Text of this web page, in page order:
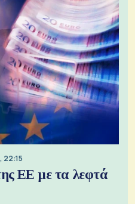
22:15
ΕΕ με τα λεφτά